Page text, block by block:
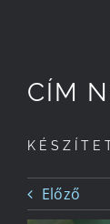
Pályázatok
Tagjaink
Csatlakozz!
CÍM
Előző